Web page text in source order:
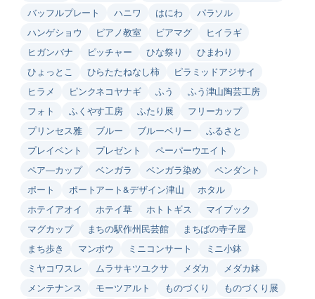
バッフルプレート
ハニワ はにわ
パラソル
ハンゲショウ
ピアノ教室 ビアマグ
ヒイラギ
ヒガンバナ
ピッチャー ひな祭り
ひまわり
ひょっとこ
ひらたたねなし柿
ピラミッドアジサイ
ヒラメ
ピンクネコヤナギ ふう
ふう津山陶芸工房
フォト
ふくやす工房 ふたり展
フリーカップ
プリンセス雅
ブルー ブルーベリー
ふるさと
プレイベント
プレゼント
ペーパーウエイト
ペア―カップ
ベンガラ ベンガラ染め
ペンダント
ポート
ポートアート&デザイン津山
ホタル
ホテイアオイ
ホテイ草 ホトトギス
マイブック
マグカップ
まちの駅作州民芸館
まちばの寺子屋
まち歩き
マンボウ ミニコンサート
ミニ小鉢
ミヤコワスレ
ムラサキツユクサ メダカ
メダカ鉢
メンテナンス
モーツアルト ものづくり
ものづくり展